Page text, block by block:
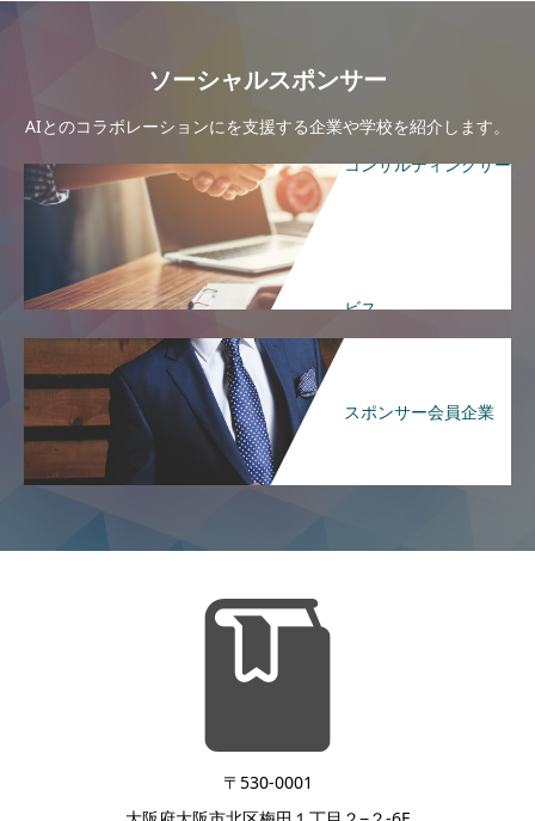
ソーシャルスポンサー
AIとのコラボレーションにを支援する企業や学校を紹介します。
コンサルティングサー
ビス
スポンサー会員企業
〒530-0001